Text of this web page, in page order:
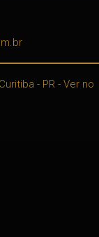
Curitiba - PR- Ver no